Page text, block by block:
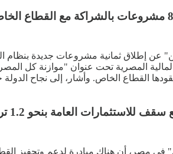
العامة بنحو 1.2 تريليون جنيه بـ2025 /2026